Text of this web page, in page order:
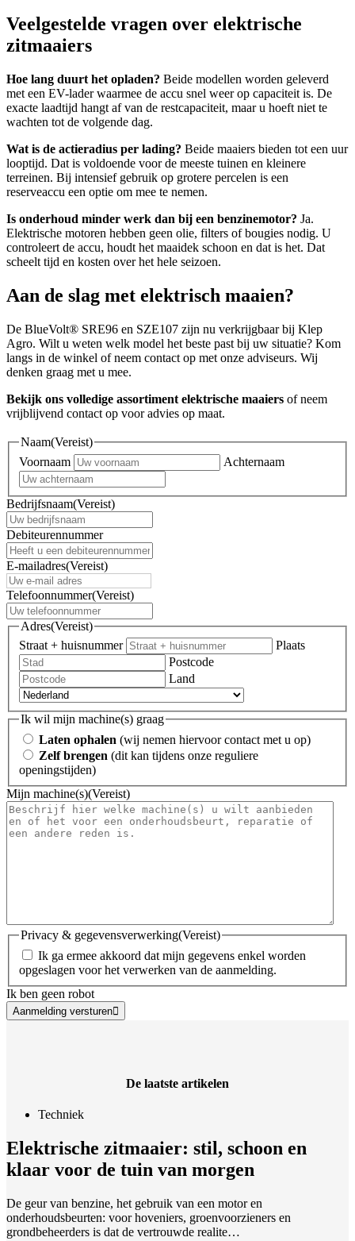
Veelgestelde vragen over elektrische
zitmaaiers
Hoe lang duurt het opladen? Beide modellen worden geleverd
met een EV-lader waarmee de accu snel weer op capaciteit is. De
exacte laadtijd hangt af van de restcapaciteit, maar u hoeft niet te
wachten tot de volgende dag.
Wat is de actieradius per lading? Beide maaiers bieden tot een uur
looptijd. Dat is voldoende voor de meeste tuinen en kleinere
terreinen. Bij intensief gebruik op grotere percelen is een
reserveaccu een optie om mee te nemen.
Is onderhoud minder werk dan bij een benzinemotor? Ja.
Elektrische motoren hebben geen olie, filters of bougies nodig. U
controleert de accu, houdt het maaidek schoon en dat is het. Dat
scheelt tijd en kosten over het hele seizoen.
Aan de slag met elektrisch maaien?
De BlueVolt® SRE96 en SZE107 zijn nu verkrijgbaar bij Klep
Agro. Wilt u weten welk model het beste past bij uw situatie? Kom
langs in de winkel of neem contact op met onze adviseurs. Wij
denken graag met u mee.
Bekijk ons volledige assortiment elektrische maaiers of neem
vrijblijvend contact op voor advies op maat.
Naam(Vereist)
Voornaam
Achternaam
Bedrijfsnaam(Vereist)
Debiteurennummer
E-mailadres(Vereist)
Telefoonnummer(Vereist)
Adres(Vereist)
Straat + huisnummer
Plaats
Postcode
Land
Ik wil mijn machine(s) graag
Laten ophalen (wij nemen hiervoor contact met u op)
Zelf brengen (dit kan tijdens onze reguliere
openingstijden)
Mijn machine(s)(Vereist)
Privacy & gegevensverwerking(Vereist)
Ik ga ermee akkoord dat mijn gegevens enkel worden
opgeslagen voor het verwerken van de aanmelding.
Ik ben geen robot
Aanmelding versturen
De laatste artikelen
Techniek
Elektrische zitmaaier: stil, schoon en
klaar voor de tuin van morgen
De geur van benzine, het gebruik van een motor en
onderhoudsbeurten: voor hoveniers, groenvoorzieners en
grondbeheerders is dat de vertrouwde realite…